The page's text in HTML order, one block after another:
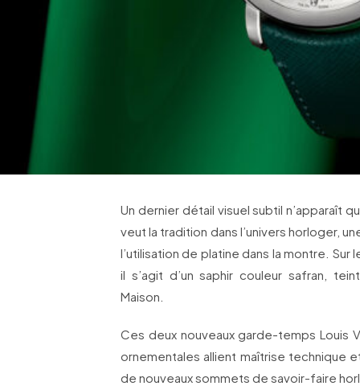
Un dernier détail visuel subtil n’apparaît
veut la tradition dans l’univers horloger,
l’utilisation de platine dans la montre. Sur
il s’agit d’un saphir couleur safran,
Maison.
Ces deux nouveaux garde-temps Louis
ornementales allient maîtrise technique
de nouveaux sommets de savoir-faire